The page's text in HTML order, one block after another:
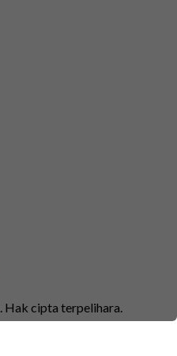
cipta terpelihara.